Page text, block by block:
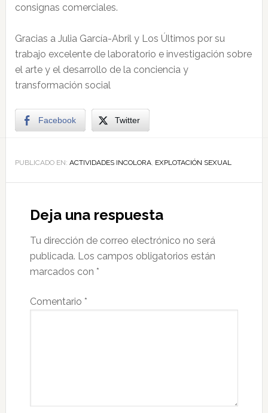
consignas comerciales.
Gracias a Julia García-Abril y Los Últimos por su
trabajo excelente de laboratorio e investigación sobre
el arte y el desarrollo de la conciencia y
transformación social
Facebook Twitter
PUBLICADO EN: ACTIVIDADES INCOLORA, EXPLOTACIÓN SEXUAL
Deja una respuesta
Tu dirección de correo electrónico no será
publicada. Los campos obligatorios están
marcados con *
Comentario *